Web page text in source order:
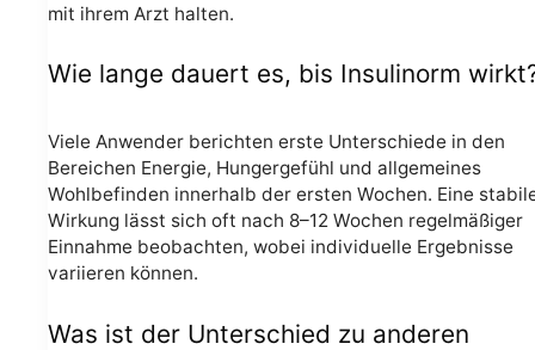
mit ihrem Arzt halten.
Wie lange dauert es, bis Insulinorm
Viele Anwender berichten erste Unterschiede in den
Bereichen Energie, Hungergefühl und allgemeines
Wohlbefinden innerhalb der ersten Wochen. Eine
Wirkung lässt sich oft nach 8–12 Wochen regelmäßiger
Einnahme beobachten, wobei individuelle Ergebnisse
variieren können.
Was ist der Unterschied zu anderen